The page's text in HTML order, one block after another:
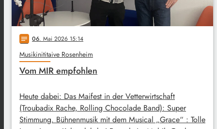
notes 06. Mai 2026 15:14
Musikinititaive Rosenheim
Vom MIR empfohlen
Heute dabei: Das Maifest in der Vetterwirtschaft
(Troubadix Rache, Rolling Chocolade Band): Super
Stimmung. Bühnenmusik mit dem Musical „Grace“ : Tolle